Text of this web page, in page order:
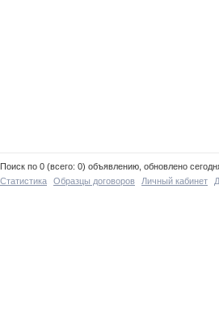
Поиск по 0 (всего: 0) объявлению, обновлено
Статистика
Образцы договоров Личный кабинет